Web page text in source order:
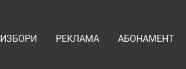
ИЗБОРИ РЕКЛАМА АБОНАМЕНТ